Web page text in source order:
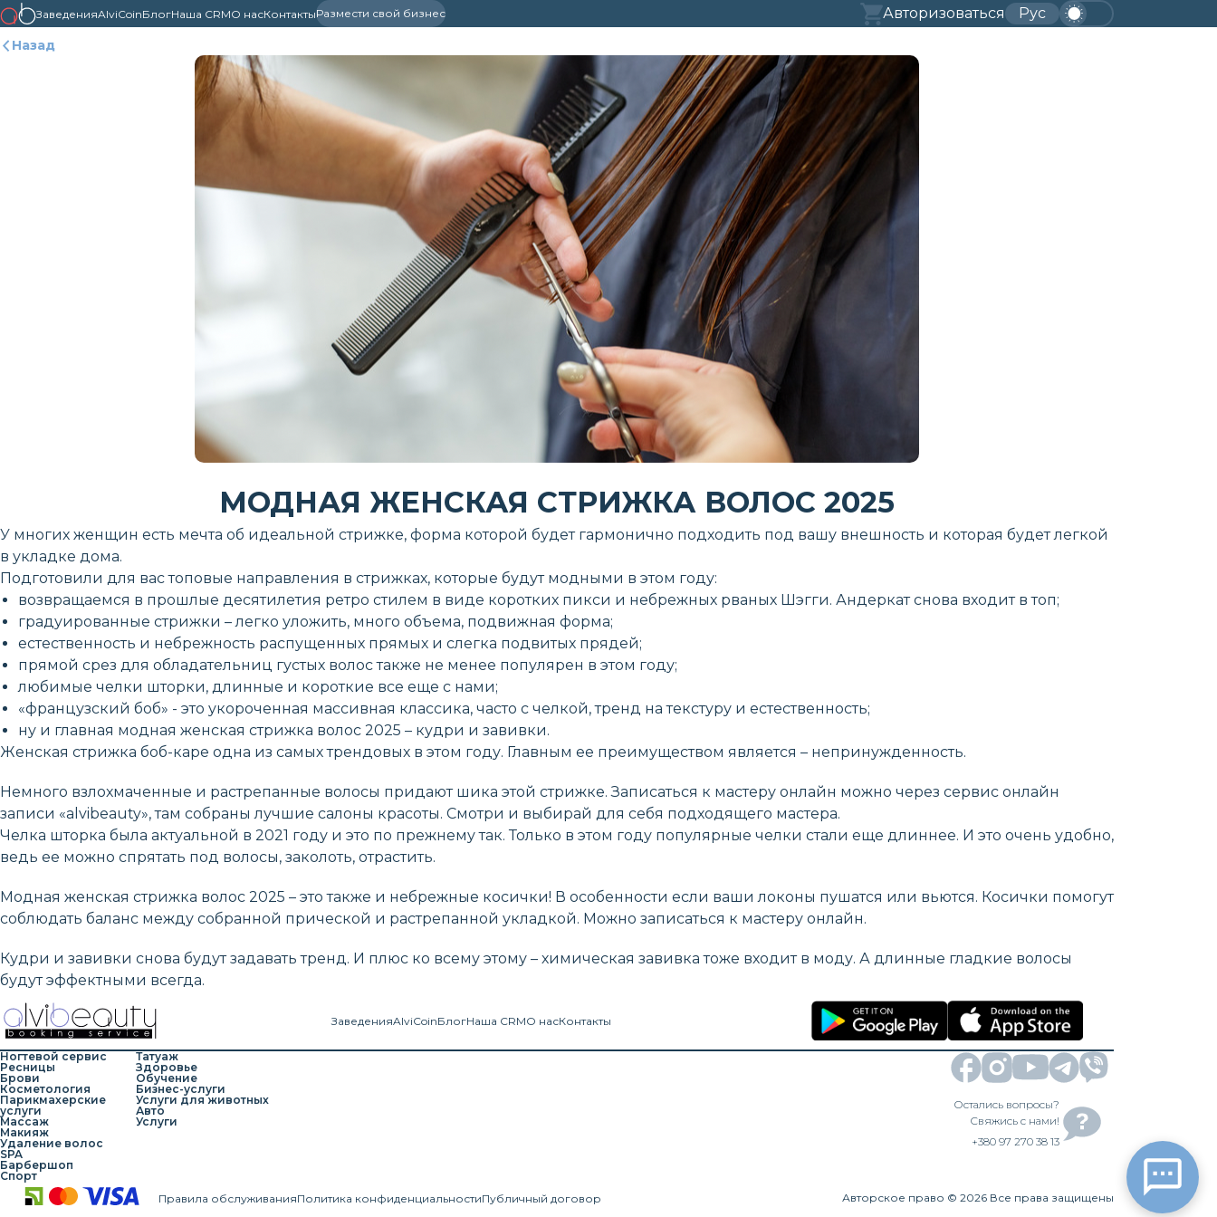
ЗаведенияAlviCoinБлогНаша CRMО насКонтактыРазмести свой бизнес Авторизоваться Рус
Назад
МОДНАЯ ЖЕНСКАЯ СТРИЖКА ВОЛОС 2025
У многих женщин есть мечта об идеальной стрижке, форма которой будет гармонично подходить под вашу внешность и которая будет легкой
в укладке дома.
Подготовили для вас топовые направления в стрижках, которые будут модными в этом году:
возвращаемся в прошлые десятилетия ретро стилем в виде коротких пикси и небрежных рваных Шэгги. Андеркат снова входит в топ;
градуированные стрижки – легко уложить, много объема, подвижная форма;
естественность и небрежность распущенных прямых и слегка подвитых прядей;
прямой срез для обладательниц густых волос также не менее популярен в этом году;
любимые челки шторки, длинные и короткие все еще с нами;
«французский боб» - это укороченная массивная классика, часто с челкой, тренд на текстуру и естественность;
ну и главная модная женская стрижка волос 2025 – кудри и завивки.
Женская стрижка боб-каре одна из самых трендовых в этом году. Главным ее преимуществом является – непринужденность.
Немного взлохмаченные и растрепанные волосы придают шика этой стрижке. Записаться к мастеру онлайн можно через сервис онлайн
записи «alvibeauty», там собраны лучшие салоны красоты. Смотри и выбирай для себя подходящего мастера.
Челка шторка была актуальной в 2021 году и это по прежнему так. Только в этом году популярные челки стали еще длиннее. И это очень удобно,
ведь ее можно спрятать под волосы, заколоть, отрастить.
Модная женская стрижка волос 2025 – это также и небрежные косички! В особенности если ваши локоны пушатся или вьются. Косички помогут
соблюдать баланс между собранной прической и растрепанной укладкой. Можно записаться к мастеру онлайн.
Кудри и завивки снова будут задавать тренд. И плюс ко всему этому – химическая завивка тоже входит в моду. А длинные гладкие волосы
будут эффектными всегда.
ЗаведенияAlviCoinБлогНаша CRMО насКонтакты
Ногтевой сервис
Ресницы
Брови
Косметология
Парикмахерские
услуги
Массаж
Макияж
Удаление волос
SPA
Барбершоп
Спорт
Татуаж
Здоровье
Обучение
Бизнес-услуги
Услуги для животных
Авто
Услуги
Остались вопросы?
Свяжись с нами!
+380 97 270 38 13
Правила обслуживанияПолитика конфиденциальностиПубличный договор Авторское право © 2026 Все права защищены